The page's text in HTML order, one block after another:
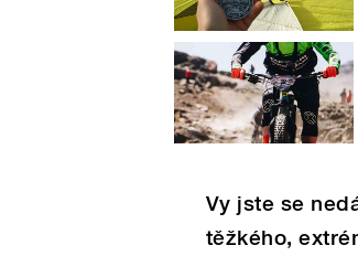
Vy jste se
těžkého,